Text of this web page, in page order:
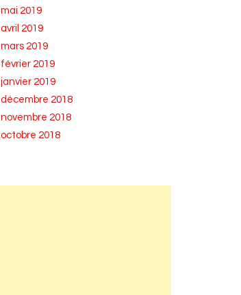
mai 2019
avril 2019
mars 2019
février 2019
janvier 2019
décembre 2018
novembre 2018
octobre 2018